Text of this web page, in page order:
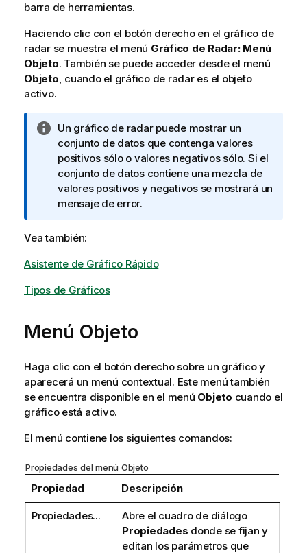
barra de herramientas.
Haciendo clic con el botón derecho en el gráfico de
radar se muestra el menú Gráfico de Radar: Menú
Objeto. También se puede acceder desde el menú
Objeto, cuando el gráfico de radar es el objeto
activo.
N
o
t
a
i
n
o
m
t
a
Un gráfico de radar puede mostrar un
conjunto de datos que contenga valores
positivos sólo o valores negativos sólo. Si el
conjunto de datos contiene una mezcla de
valores positivos y negativos se mostrará un
mensaje de error.
Vea también:
Asistente de Gráfico Rápido
Tipos de Gráficos
Menú Objeto
Haga clic con el botón derecho sobre un gráfico y
aparecerá un menú contextual. Este menú también
se encuentra disponible en el menú Objeto cuando el
gráfico está activo.
El menú contiene los siguientes comandos:
Propiedades del menú Objeto
Propiedad Descripción
Propiedades...
Abre el cuadro de diálogo
Propiedades donde se fijan y
editan los parámetros que